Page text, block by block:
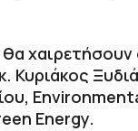
Κυριάκος
Energy.